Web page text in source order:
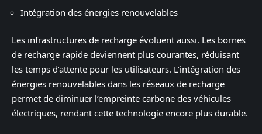
Intégration des énergies renouvelables
Les infrastructures de recharge évoluent aussi. Les bornes
de recharge rapide deviennent plus courantes, réduisant
les temps d’attente pour les utilisateurs. L’intégration des
énergies renouvelables dans les réseaux de recharge
permet de diminuer l’empreinte carbone des véhicules
électriques, rendant cette technologie encore plus durable.